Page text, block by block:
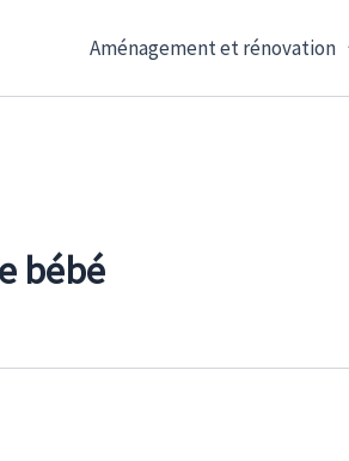
Aménagement et rénovation
bébé